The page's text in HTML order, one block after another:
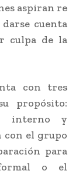
aspiran re
cuenta
culpa de la
con tres
propósito:
interno y
con el grupo
para
o el